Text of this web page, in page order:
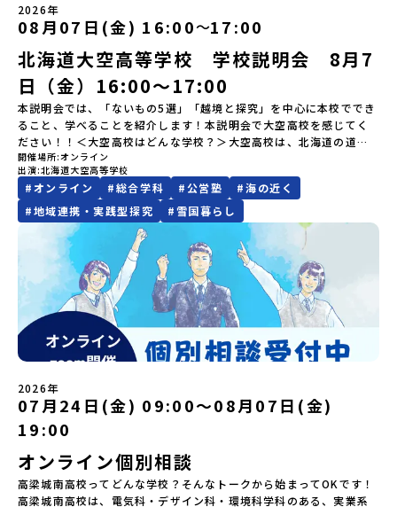
ださい。・キャンセルポリシーやむを得ない参加お取り消しの場
合、以下のルールに沿って対応させていただきます。ご了承くださ
い。プログラム開催日の前日＜7月27日＞から、【キャンセルのご連
絡日：お支払いいただく旅行代金】・21日目にあたる日以前：無
料・20日目-8日目：20％・7日目-2日目：30％・プログラム開始日
の前日：40％・プログラム開始日当日：50％・ご連絡無しでの不参
加またはプログラム開始後の解除：100％・催行中止について天候な
どの状況等によって開催を見合わせる可能性があります。その場合
は原則、開催日1週間前までにご連絡いたします。又、最少催行人数
に達しなかった場合は、開催日3週間前までに催行中止の旨をメール
にてご連絡いたします。・よくあるご質問その他、よくあるご質問
についてはこちらをご確認ください。運営団体について＜プログラ
ム主催：一般財団法人地域・教育魅力化プラットフォーム＞「意志
ある若者にあふれる持続可能な地域・社会をつくる」というビジョ
ンを掲げ、2017年3月に島根県に設立した教育事業団体です。日本
全国約200の高校と連携しながら、中学卒業後に地域の枠を越えて生
徒一人ひとりの夢や価値観に合った地域・学校で1〜3年間過ごすこ
とができるシステム「地域みらい留学」をはじめとした、教育事業
や地域活性モデルをつくり続けています。名 称：一般財団法人地
域・教育魅力化プラットフォーム設 立：2017年3月代表者：岩本
悠所在地：〒690-0842 島根県松江市東本町二丁目25-6 みらい
合わせ先担当：小川・小原E-mail：info@miratabi.jp「おためし
地域留学体験」のプログラム開催情報を公式LINEにて配信中！ぜひ
ご登録ください♪地域みらい留学公式LINE
知メールをお受け取りいただけません。その場合は、
「@miratabi.jp」からのメールを受信できるよう設定をお願いいた
します。※結果に関する個別のお問合せにはお答えしておりません
ので、ご了承ください。・お申し込みについてお申込はお一人様1回
限りです。PC・スマートフォンからお申込ください。申込後の内容
変更はできません。お申込時は、メールアドレスの入力間違いにご
注意ください。・宿泊について１室に複数(同性2～4名程度)で宿泊
いただく予定です。・食事アレルギー対応について個別の詳細なア
レルギー対応希望にはお応えしかねる場合がございます。対応が必
要な場合は必ず事前にご相談ください。・参加取消や急遽参加でき
なくなった場合について参加決定後の参加お取り消しはご遠慮下さ
い。やむを得ないお取り消しの場合はお早めに事務局までご連絡く
ださい。・キャンセルポリシーやむを得ない参加お取り消しの場
合、以下のルールに沿って対応させていただきます。ご了承くださ
い。プログラム開催日の前日＜8月2日＞から、【キャンセルのご連
絡日：お支払いいただく旅行代金】・21日目にあたる日以前：無
料・20日目-8日目：20％・7日目-2日目：30％・プログラム開始日
の前日：40％・プログラム開始日当日：50％・ご連絡無しでの不参
加またはプログラム開始後の解除：100％・催行中止について天候な
どの状況等によって開催を見合わせる可能性があります。その場合
は原則、開催日1週間前までにご連絡いたします。又、最少催行人数
にてご連絡いたします。・よくあるご質問その他、よくあるご質問
についてはこちらをご確認ください。運営団体について＜プログラ
ム主催：一般財団法人地域・教育魅力化プラットフォーム＞「意志
ある若者にあふれる持続可能な地域・社会をつくる」というビジョ
ンを掲げ、2017年3月に島根県に設立した教育事業団体です。日本
全国約200の高校と連携しながら、中学卒業後に地域の枠を越えて生
徒一人ひとりの夢や価値観に合った地域・学校で1〜3年間過ごすこ
とができるシステム「地域みらい留学」をはじめとした、教育事業
盛岡駅 8月3日(月)12:00 集合【解散場所・時間】盛岡駅 8月5日(水)
14:30 解散【対象】中学2年生、中学3年生【宿泊先】ペンションき
代金】無料※旅行代金に含まれる費用のうち、以下の内容が無料と
なります：・宿泊費（2泊分）・プログラム内のアクティビティ・体
験費用・一部の食事代*以下の費用は参加者のご負担となります・集
合場所までの往復交通費・お土産代や自由時間の個人飲食費などの
個人的費用【募集人数】最大10名（お申し込み多数の場合は抽選の
上決定）【参加者決定】お申し込み多数の場合は、締め切り後1週間
を目途に当落結果をご連絡いたします。【申し込み締切】6月8日
(月)12：00 から 6月22日(月) 12：00まで疑問も不安もワクワクに
変える！「おためし地域留学」ステップアップ説明会プログラムの
内容を詳しく知りたい方や、お申し込みを迷われている方向けに
Zoomでのオンライン配信を行います。知りたい情報のレベルに合
わせて、以下の2つのステップをご活用ください。【STEP 1】全体
オンライン説明会（アーカイブ動画を公開中！）〜まずは「おため
し地域留学」を知りたい方へ〜日本全国20以上の地域から選んで参
加できる「おためし地域留学」の全体像や魅力について、説明会を
開催しました。中学生一人での参加にあたり、保護者様が特に気に
なる「安全面」や「事務局のサポート体制」についても詳しく解説
しています。ぜひ、ご自宅からお気軽にご視聴ください。🎬 [アーカ
イブ動画を視聴する]YouTube：
https://youtu.be/Yt8nd04aNgA?si=e5erbspvwz5O8_uF
【STEP 2】プログラム説明会〜「八幡平市」の内容をもっと知りし
たい方へ〜全体説明を聞いたうえで、「プログラムで何をする
の？」「どんなまちなの？」という疑問にお答えする詳細配信で
19：00〜20：00内容：どんなところ？プログラム詳細解説、質疑
応答紹介地域：鹿児島県出水市・出水工業高校/北海道標津町/岩手
県八幡平市/愛媛県鬼北町＊4つの地域のプログラムを1時間でぎゅっ
を提供しています。地域のイベントにも出展して広く地元の方へ届
ける活動を行っています。今回のプログラムでは、この取り組みを
行う高校生たちと一緒に夕食づくりを体験。地域の食文化と向き合
っている先輩から直接話を聞くことができます🎵先輩たちとの交流
は、きっと「未来へのヒント」が見つかるきっかけになります。そ
んな他にはないスペシャルな魅力がギュッと詰まった北海道標津町
でアクティビティをしたり、五感で感じるフィールドワークをしな
がら「雄大な自然と生き物」「伝統的な産業と人々の暮らし」の魅
力に触れ一緒に探求しませんか？体験のおすすめポイント体験プロ
グラム内容（予定）＜１日目＞（PM）「オリエンテーション・自己
紹介ワーク」「サーモン科学館見学」 -「鮭の聖地・しべつ」の歴
史や成り立ちを知る「夕食」 -高校生も一緒にみんなで夕食「1日
目の振り返り会」＜2日目＞（AM）「 ポー川史跡公園散策または渓
流釣り体験」 -1万年前の縄文文化に触れる -渓流釣りで自然を満
喫（PM）「地引網体験」 -地元の方との交流「自由時間：海の公
園で高校生とあそぶ！かたる！」 -高校生との交流「みんなで
BBQ・花火大会」 -さらにまちの人たちと交流＜3日目＞（AM）
「3日間の振り返りワーク」 -みんなで振り返り対話（PM） 13：
00 解散 (中標津空港 13：30頃到着)※14：50 中標津空港発 (羽田
空港16：45着)便を利用する想定※天候の状況や参加人数によってプ
ログラムを変更する場合がございます。参加概要【開催場所】北海
た方には7月10日(金) 18：30～20：00に「参加者向け事前オンラ
イン研修」をご案内する予定です。必ず参加をお願いします。【集合
場所・時間】中標津空港 8月4日(火) 14：30 集合【解散場所・時
間】中標津空港 8月6日(木) 13：30 解散【対象】中学2年生、中学3
年生【宿泊先】民宿 船長の家※1室に複数(同性2～4名程度)で宿泊
いただく予定です。【旅行代金】無料※旅行代金に含まれる費用の
うち、以下の内容が無料となります：・宿泊費（2泊分）・プログラ
ム内のアクティビティ・体験費用・一部の食事代*以下の費用は参加
2026年
08月07日(金) 16:00〜17:00
北海道大空高等学校 学校説明会 8月7
日（金）16:00〜17:00
本説明会では、「ないもの5選」「越境と探究」を中心に本校ででき
ること、学べることを紹介します！本説明会で大空高校を感じてく
ださい！！＜大空高校はどんな学校？＞大空高校は、北海道の道東
に位置する令和3年度に開校した新しい学校です。現在は、全校生徒
102人のうち60人が寮で生活しており、全国から多様な個性を持つ
生徒が集まっています。大空高校では、自身のエンジンによって推
進力を得る「飛行機人」の育成を目指しています。地域での探究活
動を通して、主体性・協働性・社会性・探究力を身に着け、自分らし
い生き方を探っていくことができる人物を育んでいます！ぜひ説明
会にご参加ください！＝＝＝＝＝＝＝＝＝＝＝＝＝＝＝＝＝＝＝＝
＝＝＝＝＝＝＝＝＝＝＝＝＝＝＝＝＝＝＝＝＝＝＝＝大空高校HP：
https://ozora-h.ed.jp/
開催場所 オンライン
出演 北海道大空高等学校
#オンライン #総合学科 #公営塾 #海の近く
#地域連携・実践型探究 #雪国暮らし
2026年
07月24日(金) 09:00〜08月07日(金)
19:00
オンライン個別相談
高梁城南高校ってどんな学校？そんなトークから始まってOKです！
高梁城南高校は、電気科・デザイン科・環境科学科のある、実業系